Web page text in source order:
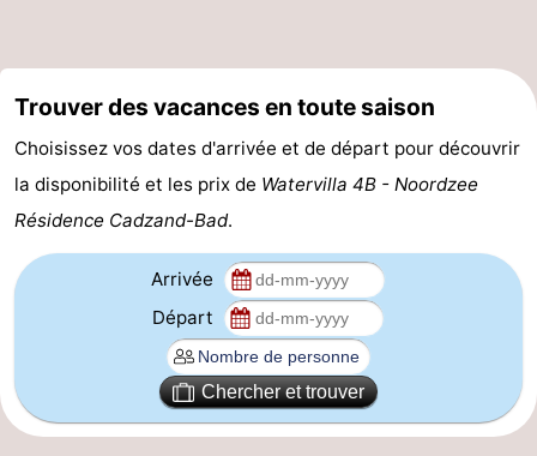
Veere
-
Domburg
-
Zoutelande
-
Vlissingen
-
Middelburg
Zeeuws-
Nieuwvliet
-
Breskens
Trouver des vacances en toute saison
Choisissez vos dates d'arrivée et de départ pour découvrir
la disponibilité et les prix de Watervilla 4B - Noordzee
Résidence Cadzand-Bad.
Arrivée
Départ
Chercher et trouver